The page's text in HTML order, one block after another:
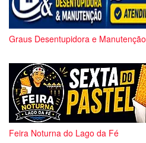
Graus Desentupidora e Manutenção
Feira Noturna do Lago da Fé